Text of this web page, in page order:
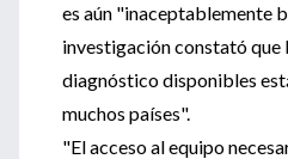
es aún "inaceptablemente
investigación constató que
diagnóstico disponibles
muchos países".
"El acceso al equipo